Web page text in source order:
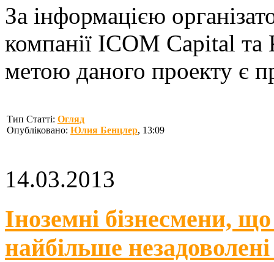
За інформацією
компанії ICOM Capital та
метою даного проекту є
Тип Статті: Огляд
Опубліковано: Юлия Бенцлер, 13:09
14.03.2013
Іноземні бізнесмени,
найбільше